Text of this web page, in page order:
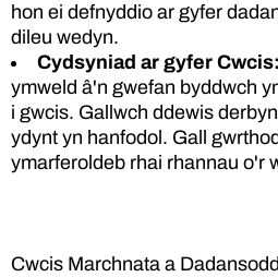
hon ei defnyddio ar gyfer
dileu wedyn.
Cydsyniad ar gyfer Cwcis:
ymweld â'n gwefan byddwch
i gwcis. Gallwch ddewis
ydynt yn hanfodol. Gall
ymarferoldeb rhai rhannau o'r
Cwcis Marchnata a